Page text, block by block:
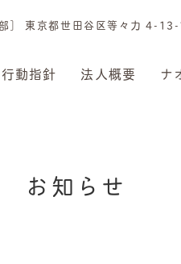
部］ 東京都世田谷区等々力
動指針 法人概要 ナ
お知 ら せ